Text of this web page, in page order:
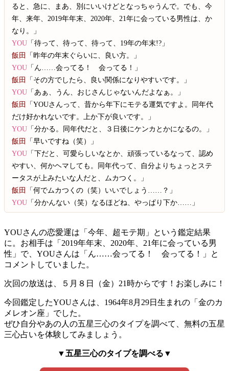
ると、急に、まあ、別にいいけどとなっちゃうんで。でも、今
年、来年、2019年年末、2020年、21年に会っている男性は、か
なり。」
YOU 「待って、待って、待って、19年の年末!?」
飯田
「昨年の年末ぐらいに、良い方。」
YOU 「ん……会ってる！ 会ってる！」
飯田
「その方でしたら、良い関係になりやすいです。」
YOU 「あぁ、うん、おじさんじゃないんだよなぁ。」
飯田
「YOUさんって、昔から年下にモテる運気ですよ。同年代
だけ好かれないです。上か下が良いです。」
YOU 「分かる。同年代だと、３日後にケンカとかになるの。」
飯田
「早いですね（笑）」
YOU 「下だと、可愛らしいなとか、頑張っているなって、認め
やすい、何かヘマしても。同年代って、自分よりちょっとステ
ータスが上みたいな人だと、ムカつく。」
飯田
「何でムカつくの（笑）いいでしょう……？」
YOU 「分かんない（笑）なるほどね、やっぱり下か……」
YOUさんの恋愛運は「今年、超モテ期」という鑑定結果
に。お相手は「2019年年末、2020年、21年に会っている男
性」で、YOUさんは「ん……会ってる！ 会ってる！」と
コメントしていました。
次回の放送は、５月８日（金）21時からです！お楽しみに！
今回鑑定したYOUさんは、1964年8月29日生まれの「金のカ
メレオン座」でした。
ぜひ自分やあの人の五星三心のタイプを調べて、無料の五星
三心占いを体験してみましょう。
▼五星三心のタイプを調べる▼